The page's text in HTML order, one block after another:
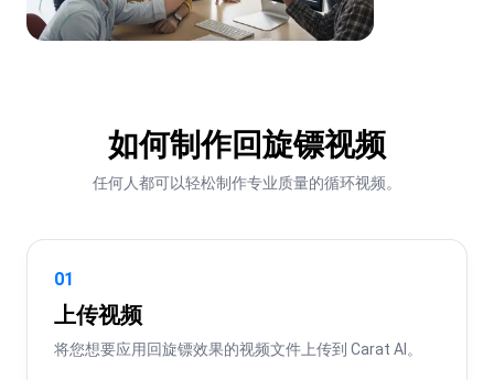
如何制作回旋镖视频
任何人都可以轻松制作专业质量的循环视频。
01
上传视频
将您想要应用回旋镖效果的视频文件上传到 Carat AI。